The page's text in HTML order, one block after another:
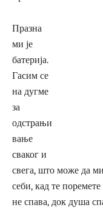
Празна
ми је
батерија.
Гасим се
на дугме
за
одстрањи
вање
сваког и
свега, што може да
себи, кад те
не спава, док душа